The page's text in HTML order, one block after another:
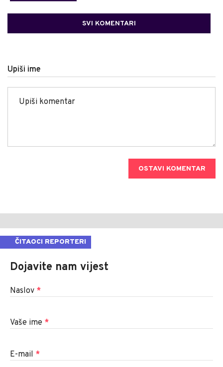
SVI KOMENTARI
Upiši ime
OSTAVI KOMENTAR
ČITAOCI REPORTERI
Dojavite nam vijest
Naslov *
Vaše ime *
E-mail *